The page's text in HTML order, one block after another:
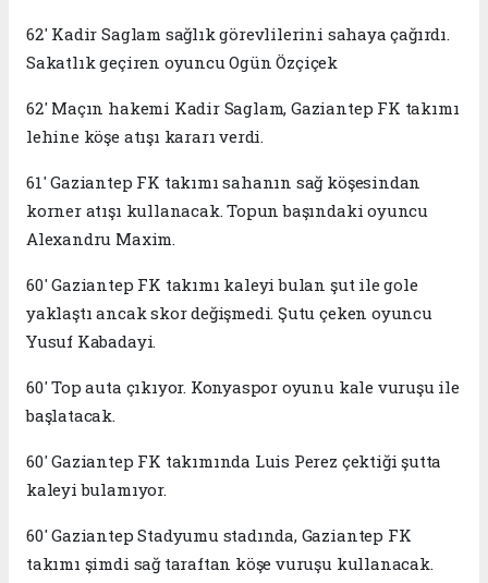
62' Kadir Saglam sağlık görevlilerini sahaya çağırdı.
Sakatlık geçiren oyuncu Ogün Özçiçek
62' Maçın hakemi Kadir Saglam, Gaziantep FK takımı
lehine köşe atışı kararı verdi.
61' Gaziantep FK takımı sahanın sağ köşesindan
korner atışı kullanacak. Topun başındaki oyuncu
Alexandru Maxim.
60' Gaziantep FK takımı kaleyi bulan şut ile gole
yaklaştı ancak skor değişmedi. Şutu çeken oyuncu
Yusuf Kabadayi.
60' Top auta çıkıyor. Konyaspor oyunu kale vuruşu ile
başlatacak.
60' Gaziantep FK takımında Luis Perez çektiği şutta
kaleyi bulamıyor.
60' Gaziantep Stadyumu stadında, Gaziantep FK
takımı şimdi sağ taraftan köşe vuruşu kullanacak.